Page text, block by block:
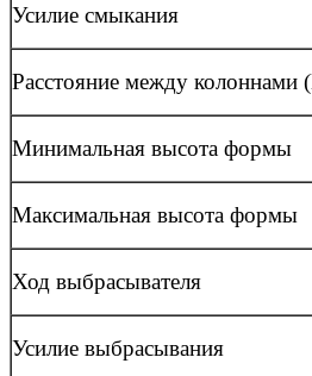
Усилие смыкания
Расстояние между колоннами
Минимальная высота формы
Максимальная высота формы
Ход выбрасывателя
Усилие выбрасывания